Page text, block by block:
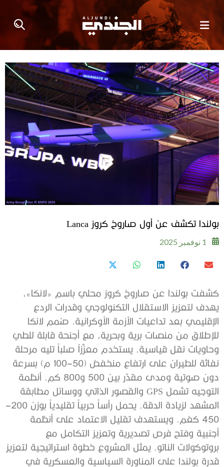
بولندا تكشف عن أول صاروخ كروز Lanca
1 نوفمبر 2025
كشفت بولندا عن صاروخ كروز محلي باسم «لانكا»،
يهدف لتعزيز الاستقلال التكنولوجي وقدرات الردع
الإقليمي بعد تداعيات الأزمة الأوكرانية. صُمم لانكا
للإطلاق من منصات برية وبحرية، مع أجنحة قابلة للطي
وحاويات نقل قياسية. يستخدم معزِّزاً صلباً تليه مرحلة
نفاثة للطيران على ارتفاع منخفض (50–100 م) بسرعة
دون صوتية ومدى مقدّر بين 500 و800 كم. أنظمة
التوجيه تشمل GPS والقصور الذاتي ووسائل مطابقة
المشهد لزيادة الدقة. يحمل رأساً حربياً تقليدياً بوزن 200–
450 كغم. ويستهدف تقليل الاعتماد على أنظمة
أجنبية وفتح فرص تصديرية وتعزيز التكامل مع
بروتوكولات الناتو. يمثل المشروع خطوة استراتيجية لتعزيز
قدرة بولندا على المناورة السياسية والعسكرية في